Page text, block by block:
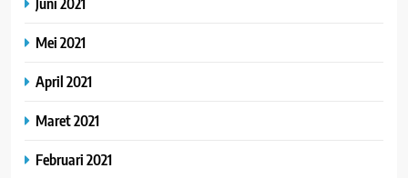
Mei 2021
April 2021
Maret 2021
Februari 2021